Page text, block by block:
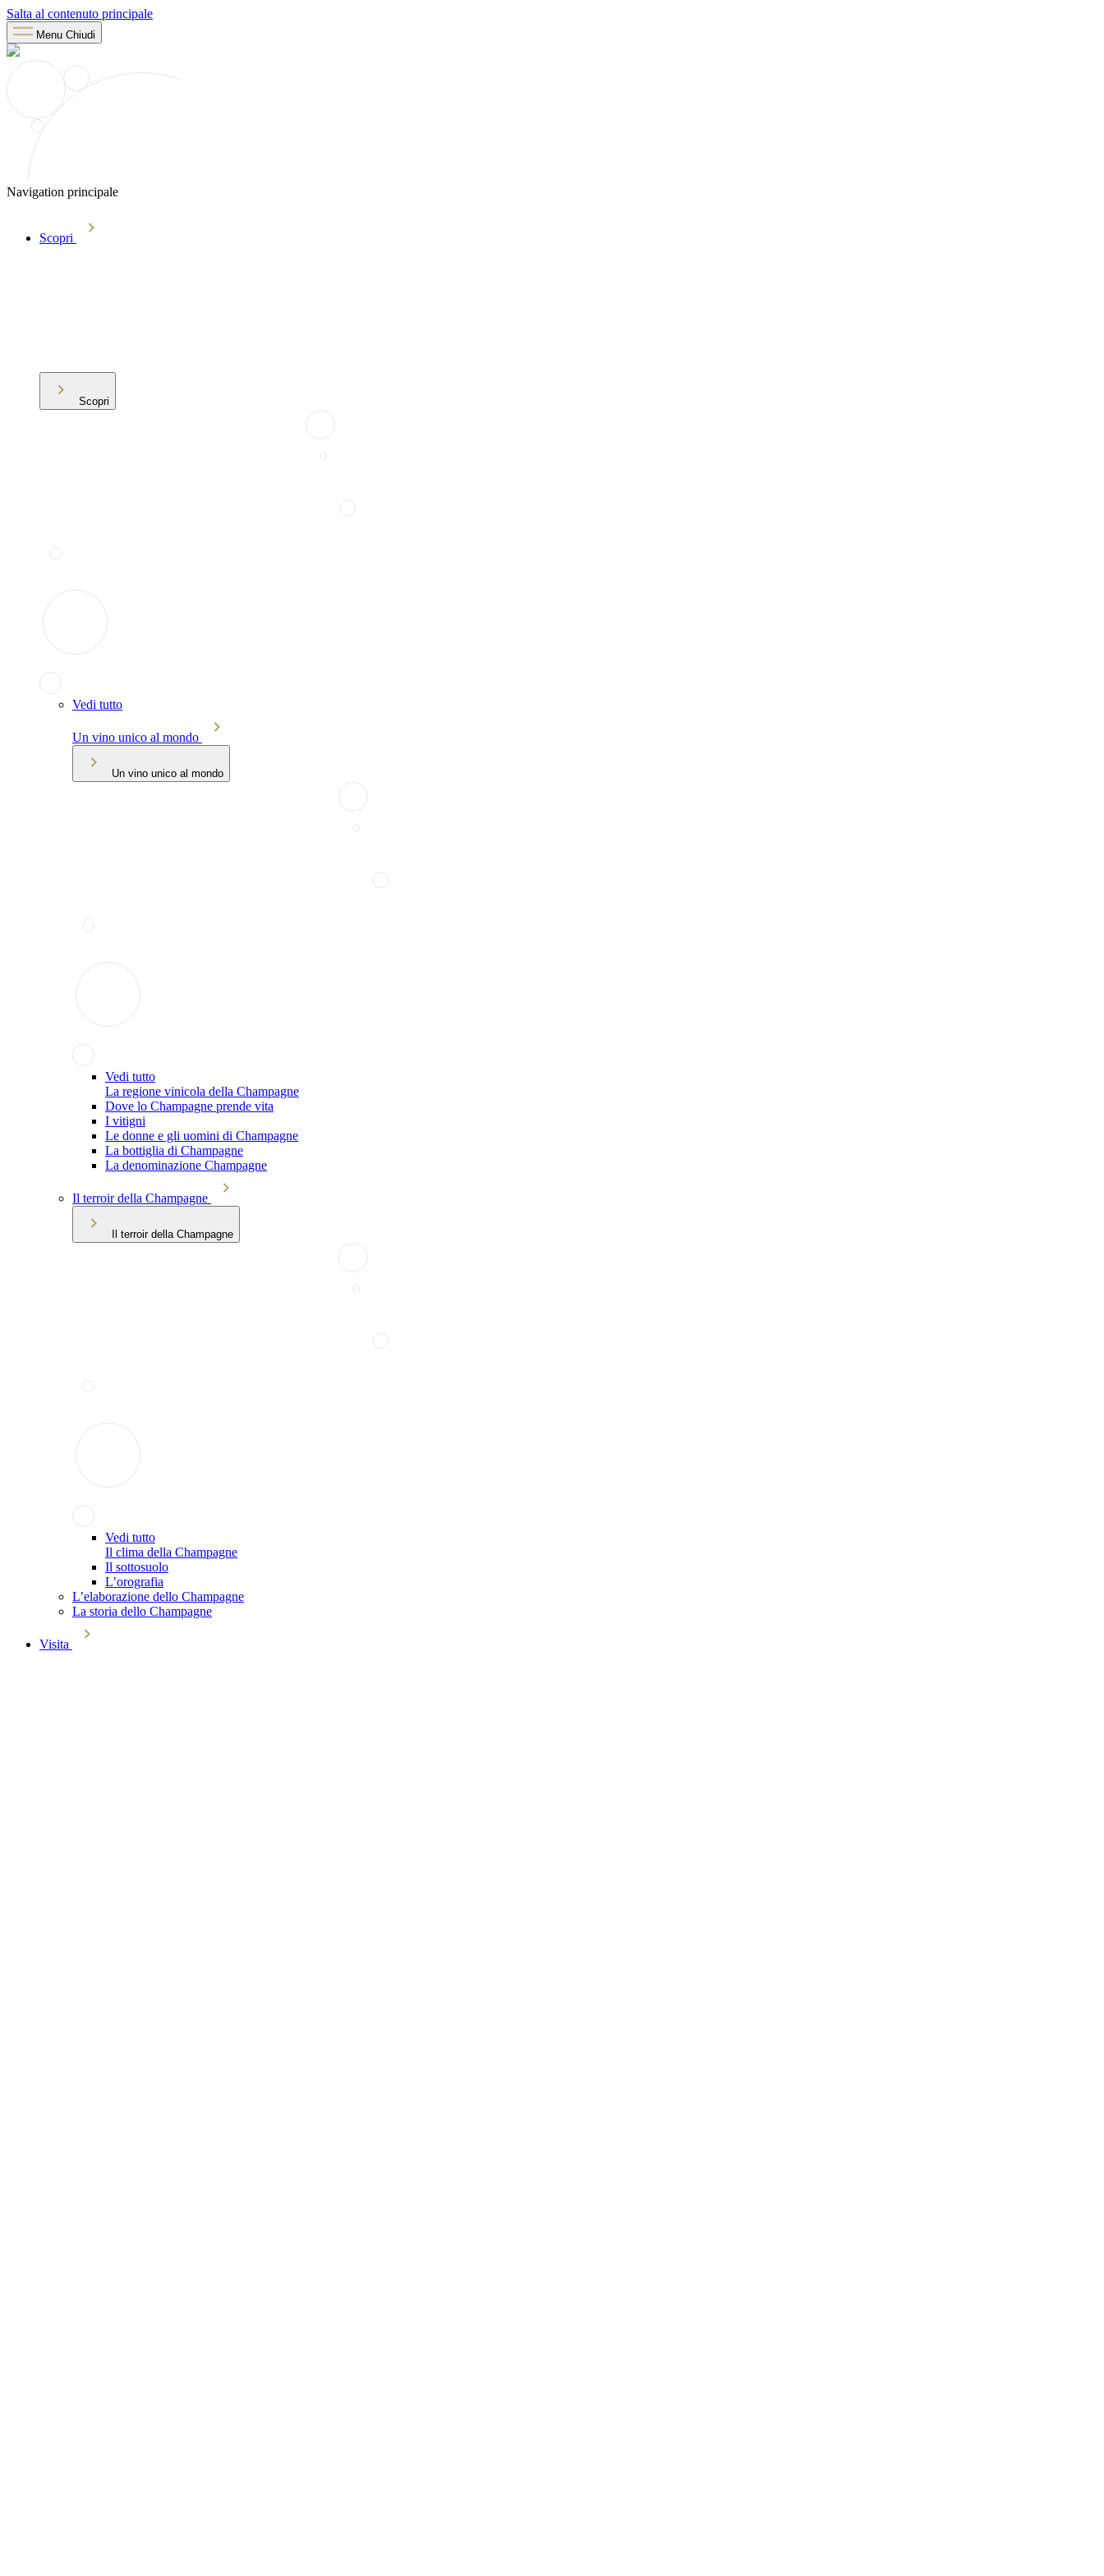
Salta al contenuto principale
Menu Chiudi
Navigation principale
Scopri
Scopri
Vedi tutto
Un vino unico al mondo
Un vino unico al mondo
Vedi tutto
La regione vinicola della Champagne
Dove lo Champagne prende vita
I vitigni
Le donne e gli uomini di Champagne
La bottiglia di Champagne
La denominazione Champagne
Il terroir della Champagne
Il terroir della Champagne
Vedi tutto
Il clima della Champagne
Il sottosuolo
L’orografia
L’elaborazione dello Champagne
La storia dello Champagne
Visita